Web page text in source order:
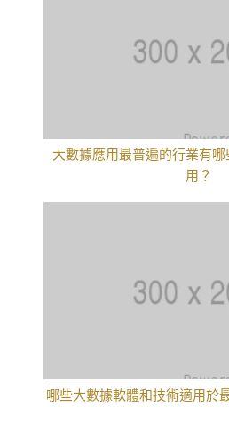
大數據應用最普遍的行業有
用？
哪些大數據軟體和技術適用於